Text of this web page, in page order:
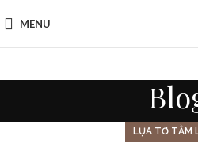
MENU
LỤA TƠ TẰM